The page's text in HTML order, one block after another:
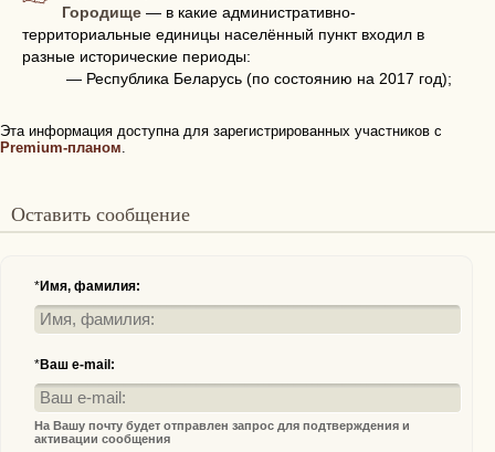
Городище — в какие административно-
территориальные единицы населённый пункт входил в
разные исторические периоды:
— Республика Беларусь (по состоянию на 2017 год);
Эта информация доступна для зарегистрированных участников с
Premium-планом.
Оставить сообщение
*Имя, фамилия:
*Ваш e-mail:
На Вашу почту будет отправлен запрос для подтверждения и
активации сообщения